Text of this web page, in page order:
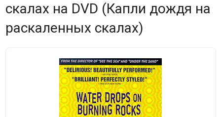
скалах на DVD (Капли дождя на
раскаленных скалах)